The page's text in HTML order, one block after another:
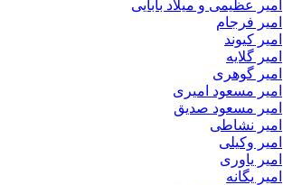
و میلاد بابایی
امیری
صدیق